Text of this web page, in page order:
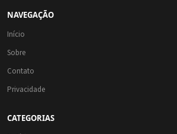
NAVEGAÇÃO
Início
Sobre
Contato
Privacidade
CATEGORIAS